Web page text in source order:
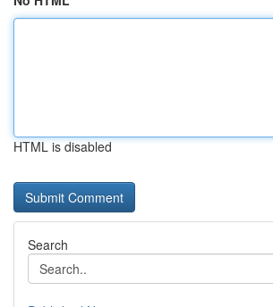
HTML is disabled
Search